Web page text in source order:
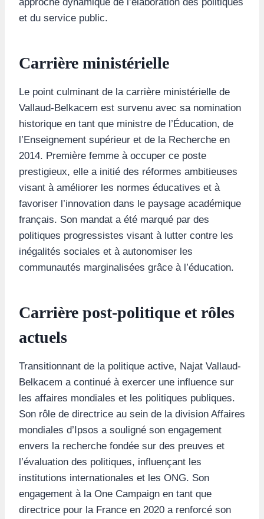
et du service public.
Carrière ministérielle
Le point culminant de la carrière ministérielle de
Vallaud-Belkacem est survenu avec sa nomination
historique en tant que ministre de l’Éducation, de
l’Enseignement supérieur et de la Recherche en
2014. Première femme à occuper ce poste
prestigieux, elle a initié des réformes ambitieuses
visant à améliorer les normes éducatives et à
favoriser l’innovation dans le paysage académique
français. Son mandat a été marqué par des
politiques progressistes visant à lutter contre les
inégalités sociales et à autonomiser les
communautés marginalisées grâce à l’éducation.
Carrière post-politique et rôles
actuels
Transitionnant de la politique active, Najat Vallaud-
Belkacem a continué à exercer une influence sur
les affaires mondiales et les politiques publiques.
Son rôle de directrice au sein de la division Affaires
mondiales d’Ipsos a souligné son engagement
envers la recherche fondée sur des preuves et
l’évaluation des politiques, influençant les
institutions internationales et les ONG. Son
engagement à la One Campaign en tant que
directrice pour la France en 2020 a renforcé son